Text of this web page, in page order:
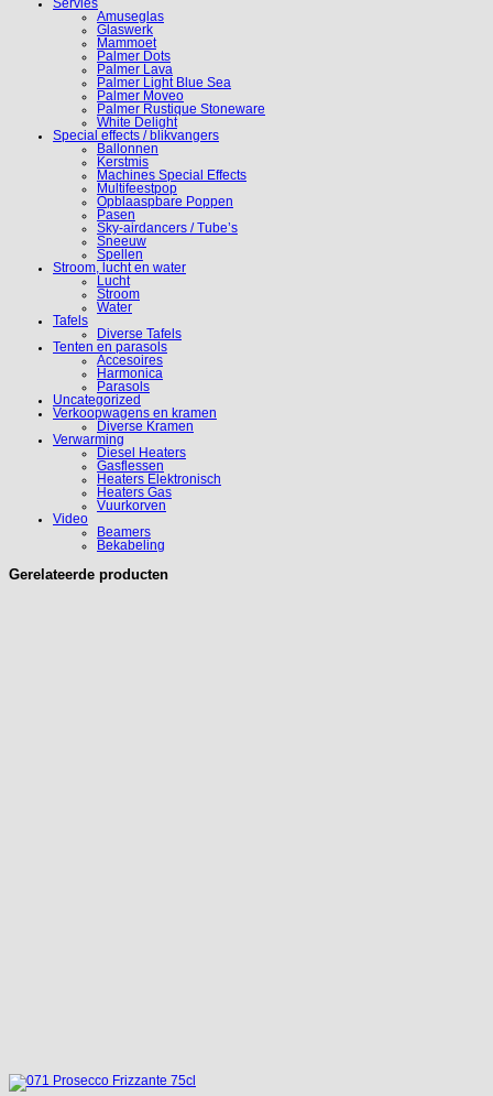
Servies
Amuseglas
Glaswerk
Mammoet
Palmer Dots
Palmer Lava
Palmer Light Blue Sea
Palmer Moveo
Palmer Rustique Stoneware
White Delight
Special effects / blikvangers
Ballonnen
Kerstmis
Machines Special Effects
Multifeestpop
Opblaaspbare Poppen
Pasen
Sky-airdancers / Tube’s
Sneeuw
Spellen
Stroom, lucht en water
Lucht
Stroom
Water
Tafels
Diverse Tafels
Tenten en parasols
Accesoires
Harmonica
Parasols
Uncategorized
Verkoopwagens en kramen
Diverse Kramen
Verwarming
Diesel Heaters
Gasflessen
Heaters Elektronisch
Heaters Gas
Vuurkorven
Video
Beamers
Bekabeling
Gerelateerde producten